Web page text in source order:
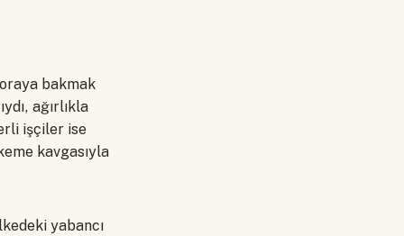
bakmak
ağırlıkla
işçiler ise
kavgasıyla
yabancı